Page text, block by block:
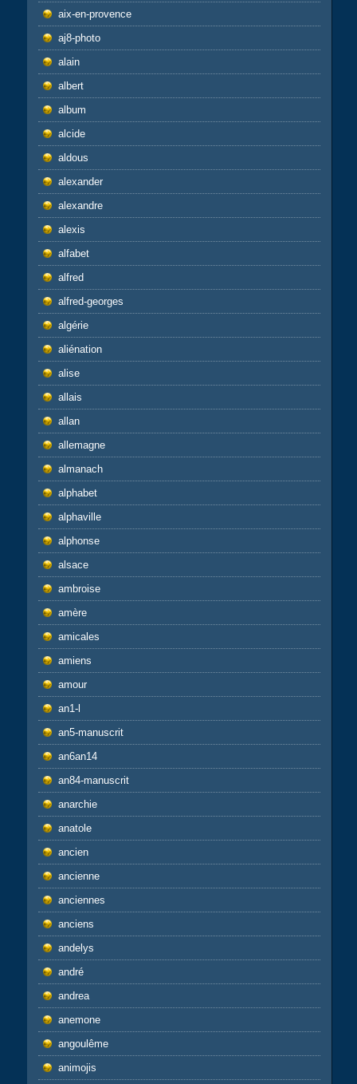
aix-en-provence
aj8-photo
alain
albert
album
alcide
aldous
alexander
alexandre
alexis
alfabet
alfred
alfred-georges
algérie
aliénation
alise
allais
allan
allemagne
almanach
alphabet
alphaville
alphonse
alsace
ambroise
amère
amicales
amiens
amour
an1-l
an5-manuscrit
an6an14
an84-manuscrit
anarchie
anatole
ancien
ancienne
anciennes
anciens
andelys
andré
andrea
anemone
angoulême
animojis